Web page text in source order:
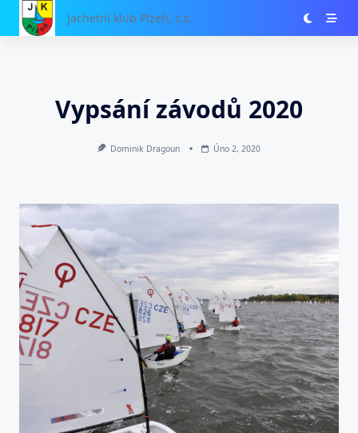
Jachetní klub Plzeň, z.s.
Vypsání závodů 2020
Dominik Dragoun Úno 2, 2020